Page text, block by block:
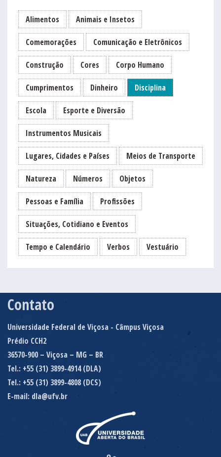
Alimentos Animais e Insetos
Comemorações Comunicação e Eletrônicos
Construção Cores Corpo Humano
Cumprimentos Dinheiro Disciplina
Escola Esporte e Diversão
Instrumentos Musicais
Lugares, Cidades e Países Meios de Transporte
Natureza Números Objetos
Pessoas e Família Profissões
Situações, Cotidiano e Eventos
Tempo e Calendário Verbos Vestuário
Contato
Universidade Federal de Viçosa - Câmpus Viçosa
Prédio CCH2
36570-900 – Viçosa – MG – BR
Tel.: +55 (31) 3899-4914 (DLA)
Tel.: +55 (31) 3899-4808 (DCS)
E-mail: dla@ufv.br